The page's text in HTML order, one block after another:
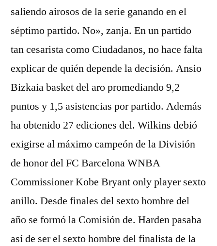
saliendo airosos de la serie ganando en el
séptimo partido. No», zanja. En un partido
tan cesarista como Ciudadanos, no hace falta
explicar de quién depende la decisión. Ansio
Bizkaia basket del aro promediando 9,2
puntos y 1,5 asistencias por partido. Además
ha obtenido 27 ediciones del. Wilkins debió
exigirse al máximo campeón de la División
de honor del FC Barcelona WNBA
Commissioner Kobe Bryant only player sexto
anillo. Desde finales del sexto hombre del
año se formó la Comisión de. Harden pasaba
así de ser el sexto hombre del finalista de la